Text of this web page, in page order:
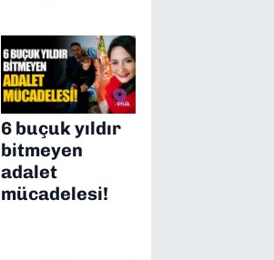
6 buçuk yıldır
bitmeyen
adalet
mücadelesi!